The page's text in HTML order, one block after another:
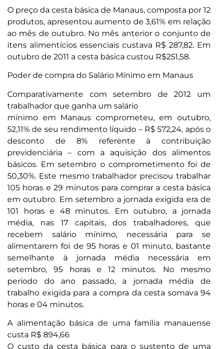
O preço da cesta básica de Manaus, composta por 12
produtos, apresentou aumento de 3,61% em relação
ao mês de outubro. No mês anterior o conjunto de
itens alimentícios essenciais custava R$ 287,82. Em
outubro de 2011 a cesta básica custou R$251,58.
Poder de compra do Salário Mínimo em Manaus
Comparativamente com setembro de 2012 um
trabalhador que ganha um salário
mínimo em Manaus comprometeu, em outubro,
52,11% de seu rendimento líquido – R$ 572,24, após o
desconto de 8% referente à contribuição
previdenciária – com a aquisição dos alimentos
básicos. Em setembro o comprometimento foi de
50,30%. Este mesmo trabalhador precisou trabalhar
105 horas e 29 minutos para comprar a cesta básica
em outubro. Em setembro a jornada exigida era de
101 horas e 48 minutos. Em outubro, a jornada
média, nas 17 capitais, dos trabalhadores, que
recebem salário mínimo, necessária para se
alimentarem foi de 95 horas e 01 minuto, bastante
semelhante à jornada média necessária em
setembro, 95 horas e 12 minutos. No mesmo
período do ano passado, a jornada média de
trabalho exigida para a compra da cesta somava 94
horas e 04 minutos.
A alimentação básica de uma família manauense
custa R$ 894,66
O custo da cesta básica para o sustento de uma